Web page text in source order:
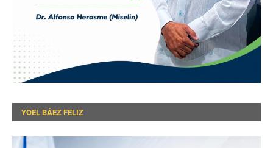
YOEL BÁEZ FELIZ